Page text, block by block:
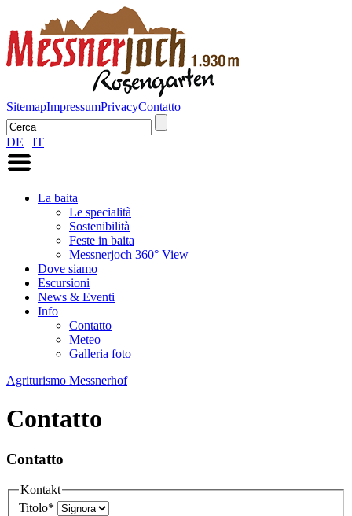
SitemapImpressumPrivacyContatto
DE | IT
La baita
Le specialità
Sostenibilità
Feste in baita
Messnerjoch 360° View
Dove siamo
Escursioni
News & Eventi
Info
Contatto
Meteo
Galleria foto
Agriturismo Messnerhof
Contatto
Contatto
Kontakt
Titolo*